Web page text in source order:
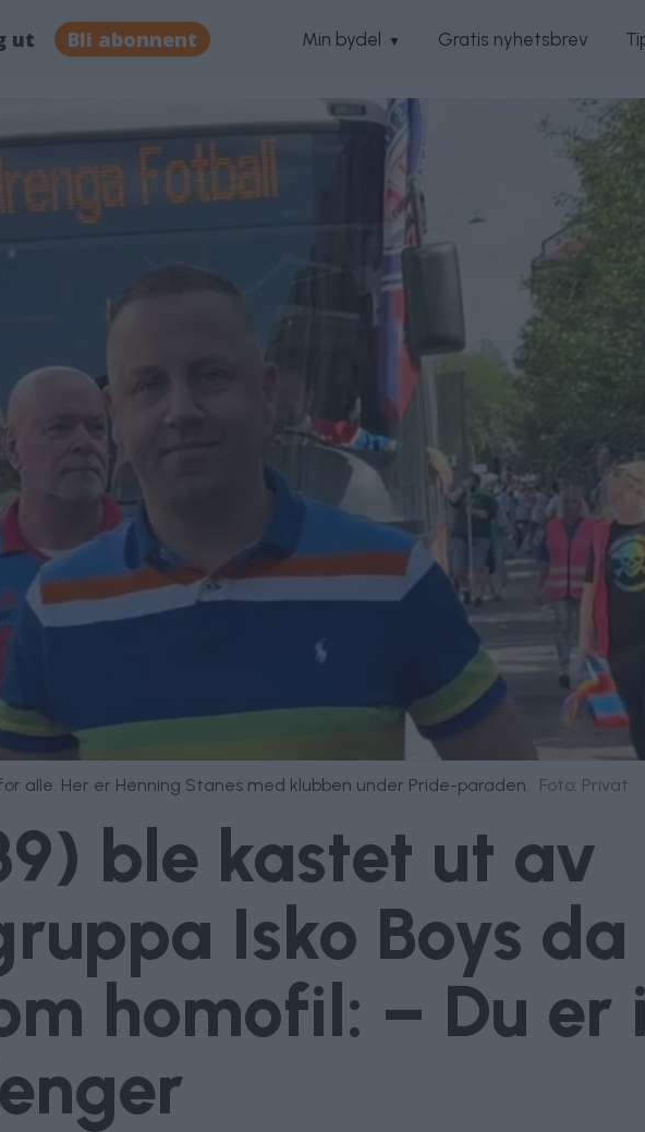
ut Bli abonnent Min bydel Gratis nyhetsbrev
alle. Her er Henning Stanes med klubben under Pride-paraden. Foto: Privat
ble kastet ut av
Isko Boys da
homofil: – Du er